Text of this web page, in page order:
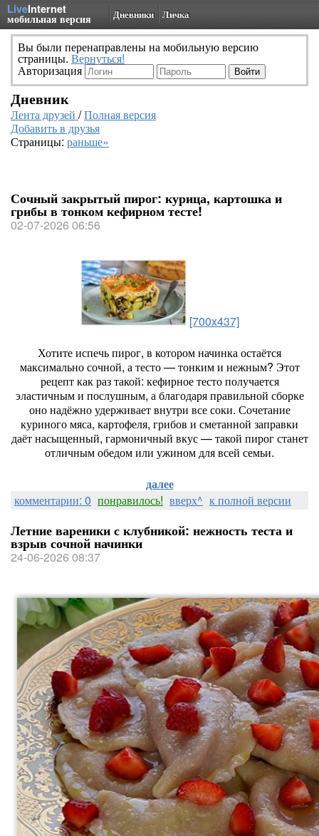
LiveInternet
мобильная версия Дневники Личка
Вы были перенаправлены на мобильную версию
страницы. Вернуться!
Авторизация
Дневник
Лента друзей /Полная версия
Добавить в друзья
Страницы: раньше»
Сочный закрытый пирог: курица, картошка и
грибы в тонком кефирном тесте!
02-07-2026 06:56
[700x437]
Хотитеиспечьпирог, в которомначинкаостаётся
максимальносочной, атесто— тонкими нежным? Этот
рецепткакразтакой: кефирноетестополучается
эластичными послушным, аблагодаряправильной сборке
ононадёжноудерживаетвнутри всесоки. Сочетание
куриногомяса, картофеля, грибов и сметанной заправки
даётнасыщенный, гармоничный вкус— такой пирогстанет
отличнымобедомили ужиномдлявсей семьи.
далее
комментарии: 0 понравилось! вверх^ к полной версии
Летние вареники с клубникой: нежность теста и
взрыв сочной начинки
24-06-2026 08:37